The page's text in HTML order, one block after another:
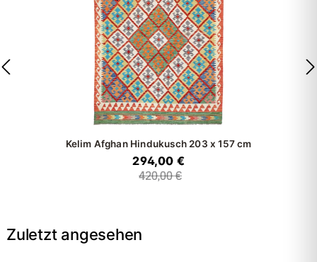
Kelim Afghan Hindukusch 203 x 157 cm
294,00 €
420,00 €
Zuletzt angesehen